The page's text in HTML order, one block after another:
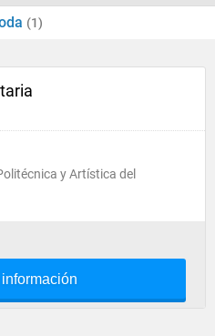
(1)
y Artística del